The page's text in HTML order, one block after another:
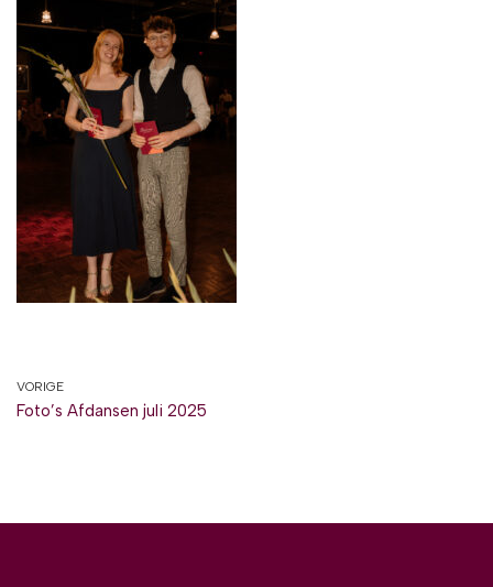
VORIGE
Foto’s Afdansen juli 2025